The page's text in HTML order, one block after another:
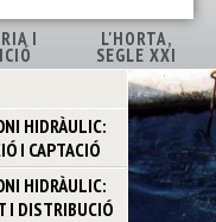
I L'HORTA,
SEGLE XXI
HIDRÀULIC:
I CAPTACIÓ
HIDRÀULIC:
I DISTRIBUCIÓ